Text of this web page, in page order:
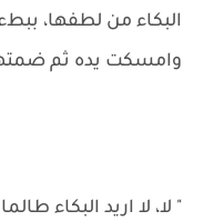
البكاء من لطفها،
وامسكت يده ثم
" لا، لا اريد البكاء